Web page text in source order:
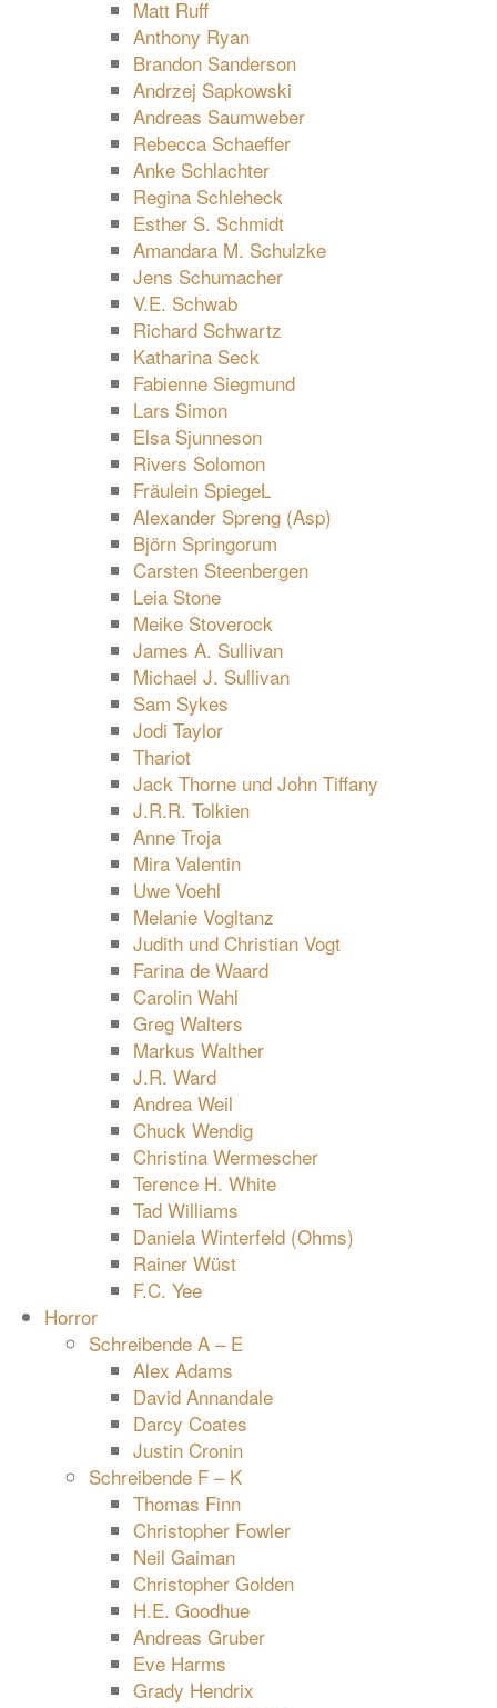
Matt Ruff
Anthony Ryan
Brandon Sanderson
Andrzej Sapkowski
Andreas Saumweber
Rebecca Schaeffer
Anke Schlachter
Regina Schleheck
Esther S. Schmidt
Amandara M. Schulzke
Jens Schumacher
V.E. Schwab
Richard Schwartz
Katharina Seck
Fabienne Siegmund
Lars Simon
Elsa Sjunneson
Rivers Solomon
Fräulein SpiegeL
Alexander Spreng (Asp)
Björn Springorum
Carsten Steenbergen
Leia Stone
Meike Stoverock
James A. Sullivan
Michael J. Sullivan
Sam Sykes
Jodi Taylor
Thariot
Jack Thorne und John Tiffany
J.R.R. Tolkien
Anne Troja
Mira Valentin
Uwe Voehl
Melanie Vogltanz
Judith und Christian Vogt
Farina de Waard
Carolin Wahl
Greg Walters
Markus Walther
J.R. Ward
Andrea Weil
Chuck Wendig
Christina Wermescher
Terence H. White
Tad Williams
Daniela Winterfeld (Ohms)
Rainer Wüst
F.C. Yee
Horror
Schreibende A – E
Alex Adams
David Annandale
Darcy Coates
Justin Cronin
Schreibende F – K
Thomas Finn
Christopher Fowler
Neil Gaiman
Christopher Golden
H.E. Goodhue
Andreas Gruber
Eve Harms
Grady Hendrix